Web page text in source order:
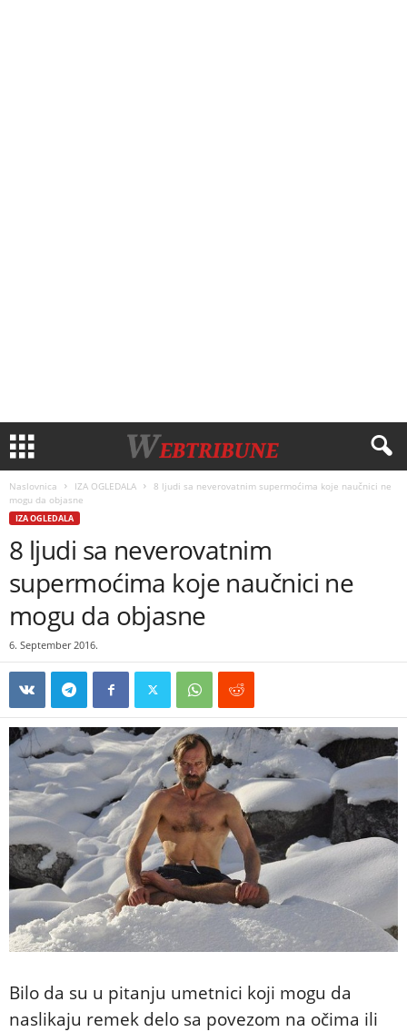
Naslovnica IZA OGLEDALA
8 ljudi sa neverovatnim supermoćima koje naučnici ne
mogu da objasne
IZA OGLEDALA
8 ljudi sa neverovatnim
supermoćima koje naučnici ne
mogu da objasne
6. September 2016.
Bilo da su u pitanju umetnici koji mogu da
naslikaju remek delo sa povezom na očima ili